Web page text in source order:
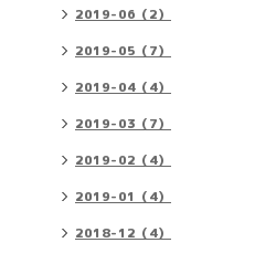
2019-06（2）
2019-05（7）
2019-04（4）
2019-03（7）
2019-02（4）
2019-01（4）
2018-12（4）